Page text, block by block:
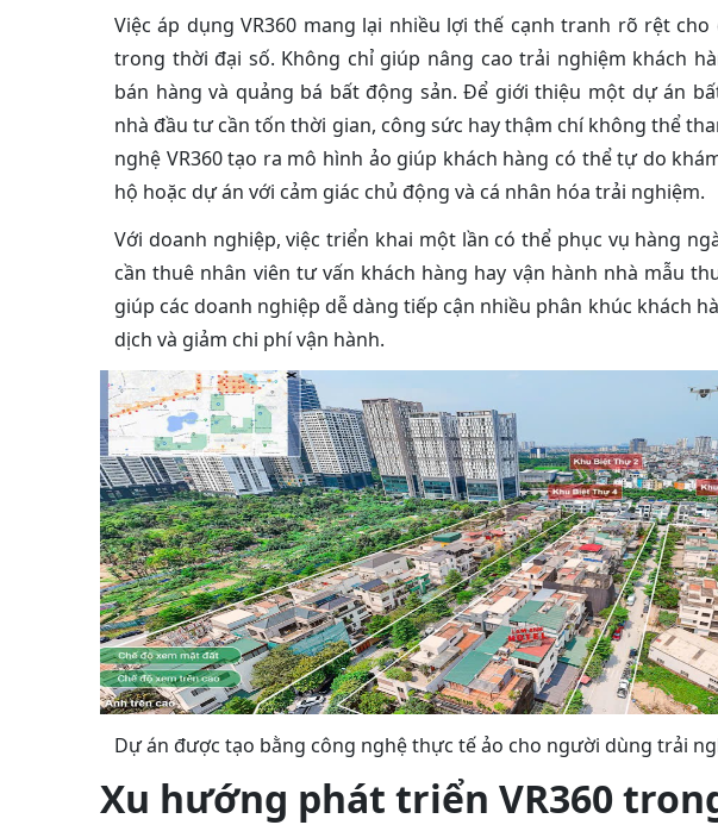
Việc áp dụng VR360 mang lại nhiều lợi thế cạnh tranh rõ rệt
trong thời đại số. Không chỉ giúp nâng cao trải nghiệm khách
bán hàng và quảng bá bất động sản. Để giới thiệu một dự án
nhà đầu tư cần tốn thời gian, công sức hay thậm chí không thể
nghệ VR360 tạo ra mô hình ảo giúp khách hàng có thể tự do
hộ hoặc dự án với cảm giác chủ động và cá nhân hóa trải nghiệm.
Với doanh nghiệp, việc triển khai một lần có thể phục vụ hàng
cần thuê nhân viên tư vấn khách hàng hay vận hành nhà mẫu
giúp các doanh nghiệp dễ dàng tiếp cận nhiều phân khúc khách
dịch và giảm chi phí vận hành.
Dự án được tạo bằng công nghệ thực tế ảo cho người dùng trải
Xu hướng phát triển VR360